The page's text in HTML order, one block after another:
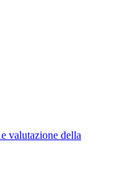
valutazione della